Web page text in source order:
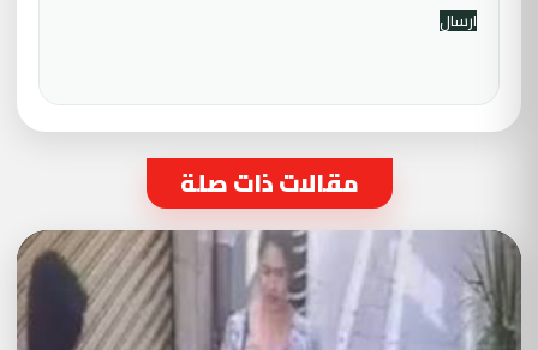
مقالات ذات صلة